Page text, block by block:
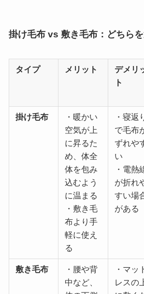
掛け毛布 vs 敷き毛布：どちら
タイプ メリット
デメリ
ト
掛け毛布
・暖かい
空気が上
に昇るた
め、体全
体を包み
込むよう
に温まる
・敷き毛
布より手
軽に使え
る
・寝返
で毛布
ずれや
い
・電熱
が折れ
すい場
がある
敷き毛布
・腰や背
中など、
・マッ
レスの